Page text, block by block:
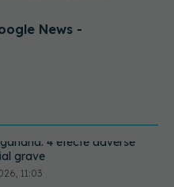
News -
Ce grăbește apariția
Nu este doar vârsta. Ce